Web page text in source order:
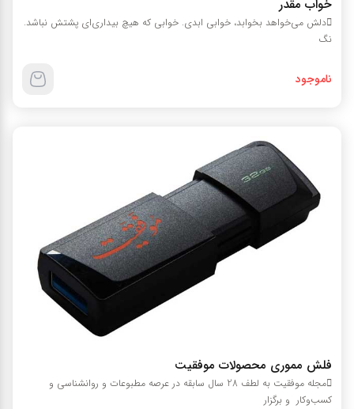
خواب مقدر
دلش می­‌خواهد بخوابد، خوابی ابدی. خوابی که هیچ بیداری‌­ای پشتش نباشد.
نگ
ناموجود
فلش مموری محصولات موفقیت
مجله موفقیت به لطف 28 سال سابقه در عرصه مطبوعات و روانشناسی و
کسب‌وکار و برگزار